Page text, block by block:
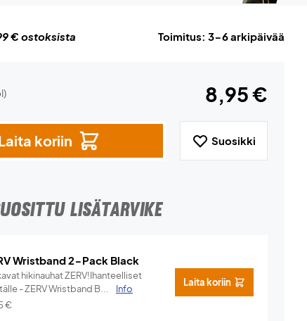
€ ostoksista Toimitus: 3-6 arkipäivää
8,95 €
koriin Suosikki
LISÄTARVIKE
Wristband 2-Pack Black
hikinauhat ZERV!Ihanteelliset
- ZERV Wristband B...
Info
€
Laita koriin